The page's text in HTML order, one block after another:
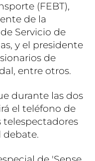
(FEBT),
de la
Servicio de
y el presidente
de
entre otros.
durante las dos
el teléfono de
telespectadores